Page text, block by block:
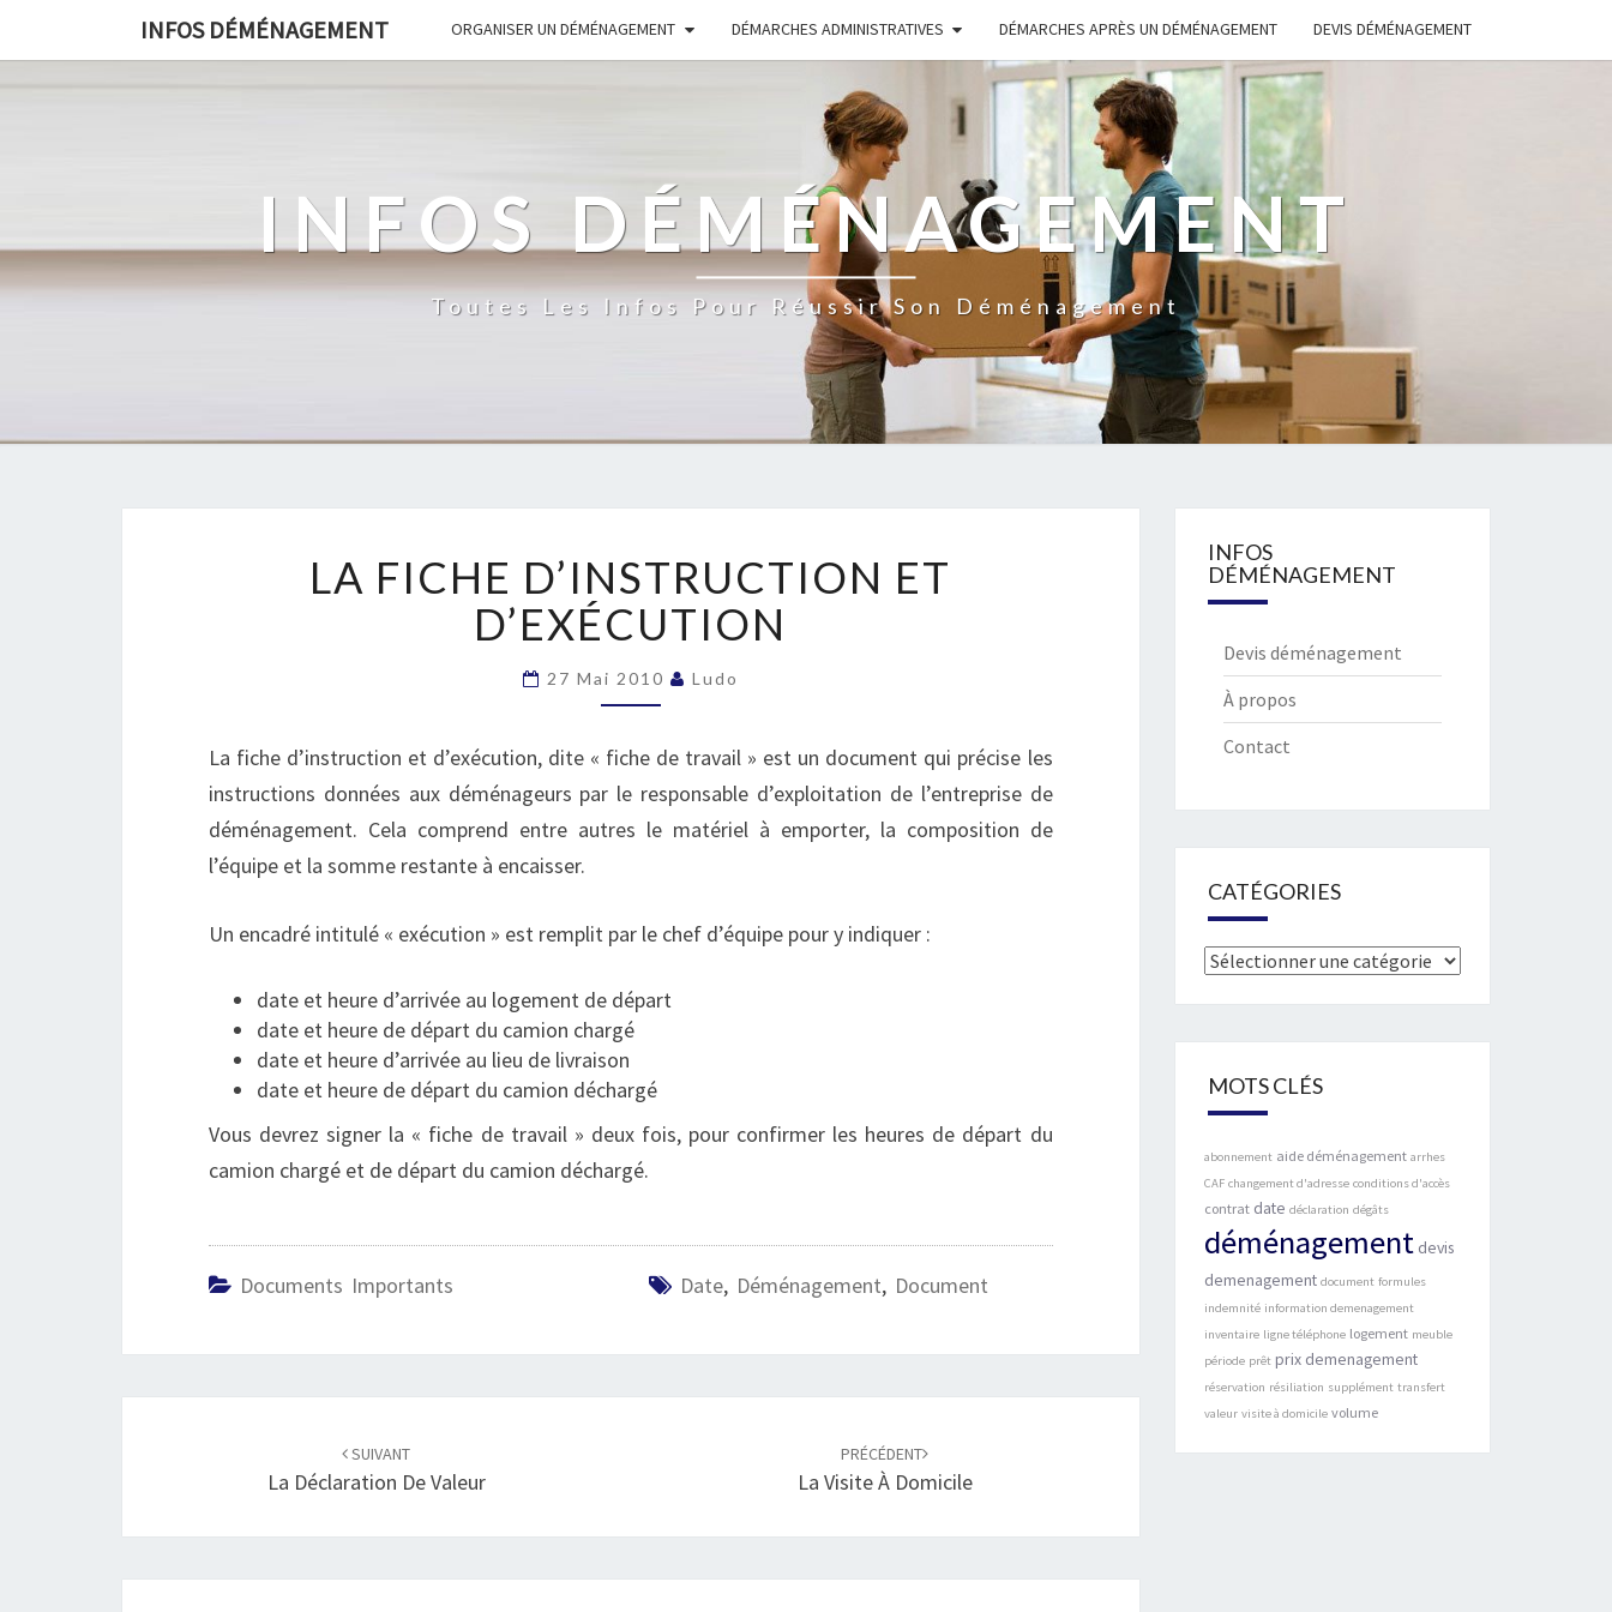
INFOS DÉMÉNAGEMENT ORGANISER UN DÉMÉNAGEMENT DÉMARCHES ADMINISTRATIVES DÉMARCHES APRÈS UN DÉMÉNAGEMENT DEVIS DÉMÉNAGEMENT
INFOS DÉMÉNAGEMENT
Toutes Les Infos Pour Réussir Son Déménagement
FICHE
D’INSTRUCTION
ET
LA FICHE D’INSTRUCTION ET
D’EXÉCUTION
27 Mai 2010 Ludo
La fiche d’instruction et d’exécution, dite « fiche de travail » est un document qui précise les
instructions données aux déménageurs par le responsable d’exploitation de l’entreprise de
déménagement. Cela comprend entre autres le matériel à emporter, la composition de
l’équipe et la somme restante à encaisser.
Un encadré intitulé « exécution » est remplit par le chef d’équipe pour y indiquer :
date et heure d’arrivée au logement de départ
date et heure de départ du camion chargé
date et heure d’arrivée au lieu de livraison
date et heure de départ du camion déchargé
Vous devrez signer la « fiche de travail » deux fois, pour confirmer les heures de départ du
camion chargé et de départ du camion déchargé.
Documents Importants Date, Déménagement, Document
SUIVANT
La Déclaration De Valeur
PRÉCÉDENT
La Visite À Domicile
INFOS
DÉMÉNAGEMENT
Devis déménagement
À propos
Contact
CATÉGORIES
Catégories
MOTS CLÉS
abonnement aide déménagement arrhes
CAF changement d'adresse conditions d'accès
contrat date déclaration dégâts
déménagement devis
demenagement document formules
indemnité information demenagement
inventaire ligne téléphone logement meuble
période prêt prix demenagement
réservation résiliation supplément transfert
valeur visite à domicile volume